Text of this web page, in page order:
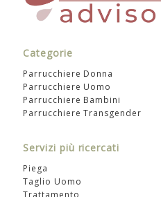
Categorie
Parrucchiere Donna
Parrucchiere Uomo
Parrucchiere Bambini
Parrucchiere Transgender
Servizi più ricercati
Piega
Taglio Uomo